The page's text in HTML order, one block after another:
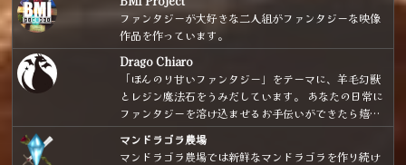
台にアトリエを構えるのが夢です。 （補足：店主、ポ
ポクロ、FF6、クロノ、テイルズ、ドラクエで育ちま
した。）
が強いものもあるけど、ぜひ見ていってよ！ 道具の方
から気に入られちゃったらごめんね！！」
ファンタジーが大好きな二人組がファンタジーな映像
作品を作っています。
Drago Chiaro
「ほんのり甘いファンタジー」をテーマに、羊毛幻獣
とレジン魔法石をうみだしています。 あなたの日常に
ファンタジーを溶け込ませるお手伝いができたら嬉し
いです。
マンドラゴラ農場
マンドラゴラ農場では新鮮なマンドラゴラを作り続け